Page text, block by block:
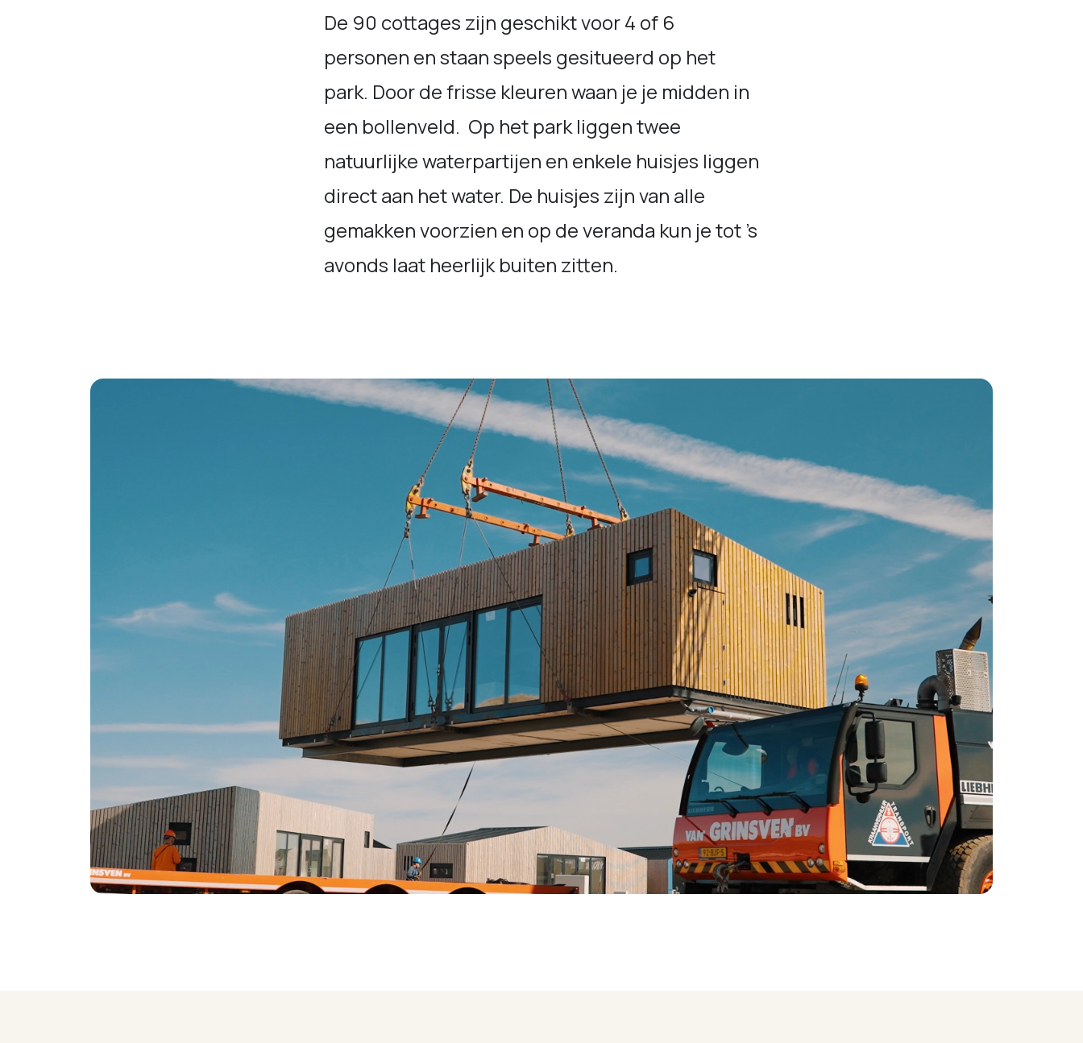
De 90 cottages zijn geschikt voor 4 of 6
personen en staan speels gesitueerd op het
park. Door de frisse kleuren waan je je midden in
een bollenveld. Op het park liggen twee
natuurlijke waterpartijen en enkele huisjes liggen
direct aan het water. De huisjes zijn van alle
gemakken voorzien en op de veranda kun je tot ’s
avonds laat heerlijk buiten zitten.